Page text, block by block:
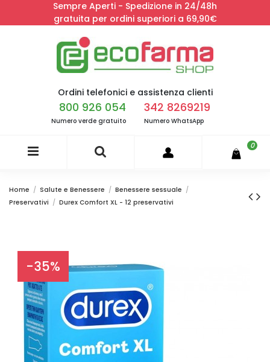
Sempre Aperti - Spedizione in 24/48h
gratuita per ordini superiori a 69,90€
Ordini telefonici e assistenza clienti
800 926 054
Numero verde gratuito
342 8269219
Numero WhatsApp
0
Home Salute e Benessere
Benessere sessuale
Preservativi
Durex Comfort XL - 12 preservativi
-35%